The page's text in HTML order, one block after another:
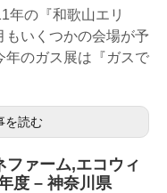
年の『和歌山エリ
もいくつかの会場が予
年のガス展は『ガスで
を読む
ファーム,エコウィ
度 – 神奈川県